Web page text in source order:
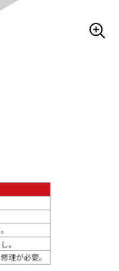
ヴィンテージ